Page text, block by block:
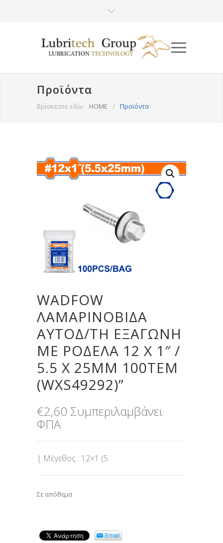
Προϊόντα
Βρίσκεστε εδώ: HOME / Προϊόντα
WADFOW
ΛΑΜΑΡΙΝΟΒΙΔΑ
ΑΥΤΟΔ/ΤΗ ΕΞΑΓΩΝΗ
ΜΕ ΡΟΔΕΛΑ 12 Χ 1″ /
5.5 Χ 25MM 100TEM
(WXS49292)”
€2,60 Συμπεριλαμβάνει
ΦΠΑ
| Μέγεθος : 12×1 (5
Σε απόθεμα